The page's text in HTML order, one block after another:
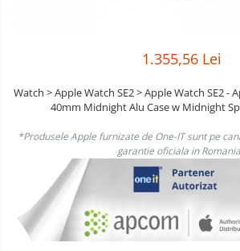
1.355,56 Lei
Watch > Apple Watch SE2 > Apple Watch SE2 -
40mm Midnight Alu Case w Midnight
*Produsele Apple furnizate de One-IT sunt pe
garantie oficiala in